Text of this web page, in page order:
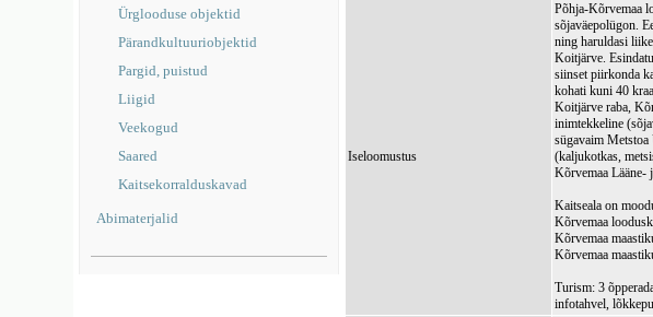
Ürglooduse objektid
Pärandkultuuriobjektid
Pargid, puistud
Liigid
Veekogud
Saared
Kaitsekorralduskavad
Abimaterjalid
Iseloomustus
Põhja-Kõrvemaa
sõjaväepolügon.
ning haruldasi
Koitjärve.
siinset piirkonda
kohati kuni 40
Koitjärve raba,
inimtekkeline
sügavaim
(kaljukotkas,
Kõrvemaa Lääne-
Kaitseala on
Kõrvemaa
Kõrvemaa
Kõrvemaa
Turism: 3
infotahvel,